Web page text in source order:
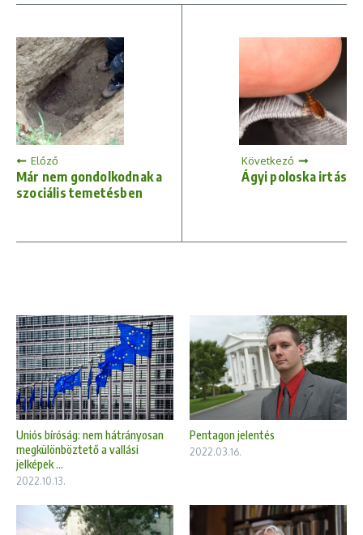
Előző
Már nem gondolkodnak a
szociális temetésben
Következő
Ágyi poloska irtás
Uniós bíróság: nem hátrányosan
megkülönböztető a vallási
jelképek ...
2022.10.13.
Pentagon jelentés
2022.03.16.